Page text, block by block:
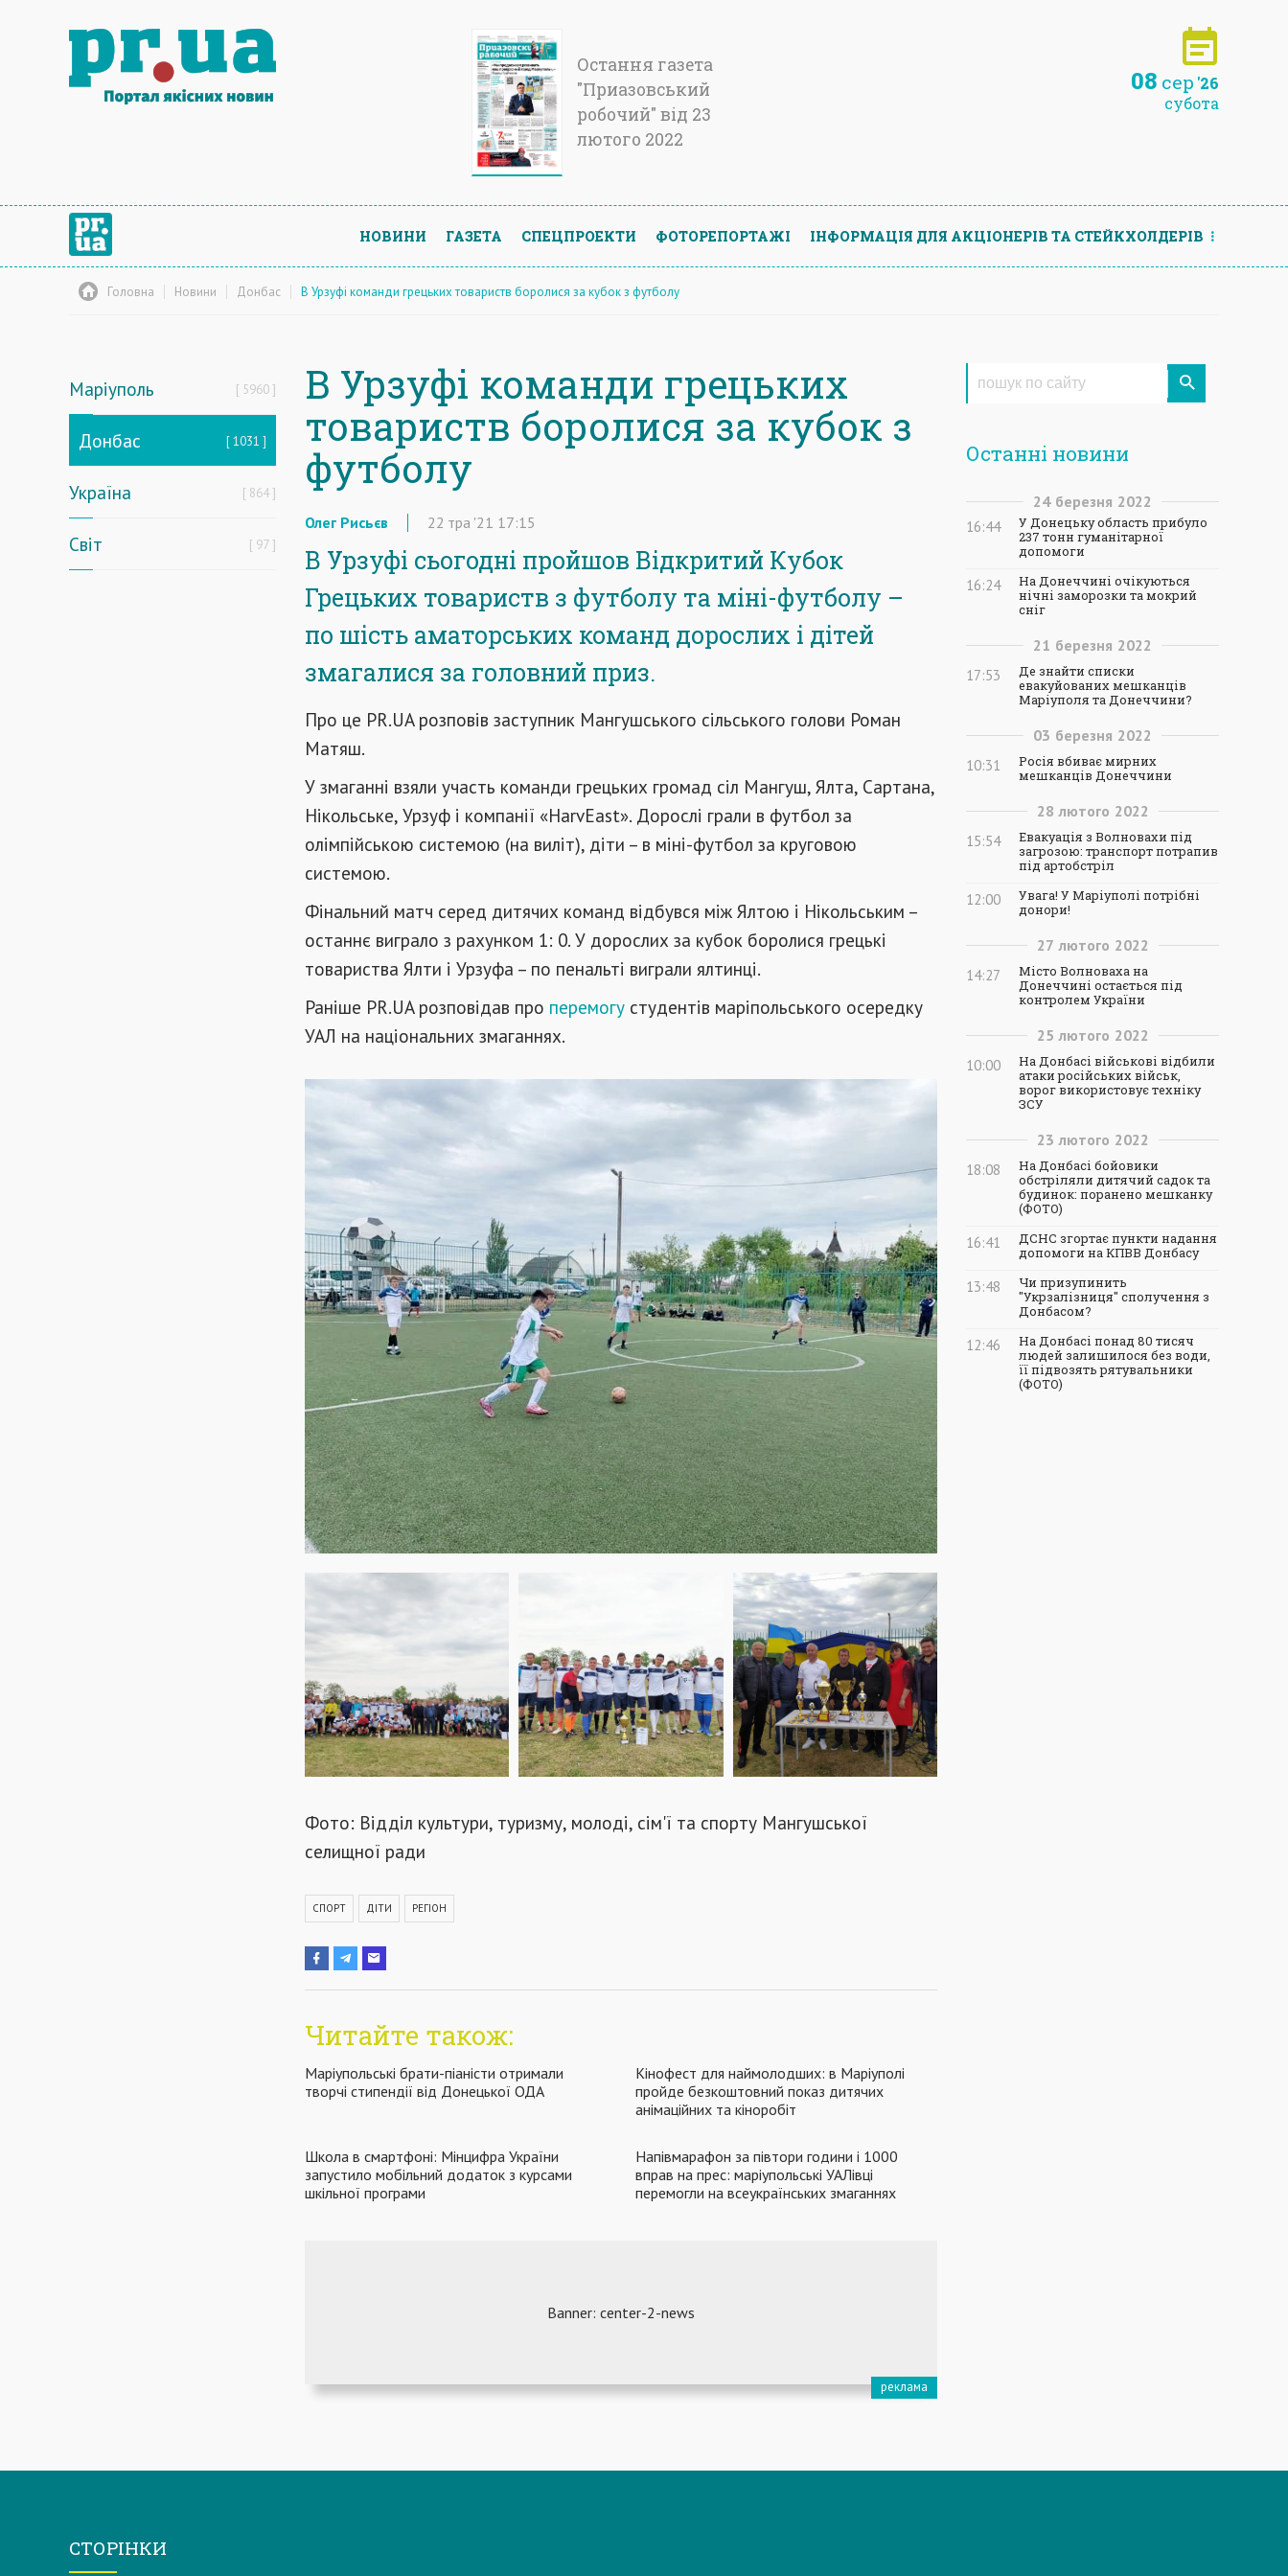
Остання газета
"Приазовський
робочий" від 23
лютого 2022
08 сер '26
субота
НОВИНИ ГАЗЕТА СПЕЦПРОЕКТИ ФОТОРЕПОРТАЖІ ІНФОРМАЦIЯ ДЛЯ АКЦIОНЕРIВ ТА СТЕЙКХОЛДЕРIВ
Головна Новини Донбас В Урзуфі команди грецьких товариств боролися за кубок з футболу
Маріуполь 5960
Донбас 1031
Україна 864
Світ 97
В Урзуфі команди грецьких
товариств боролися за кубок з
футболу
Олег Рисьєв 22 тра '21 17:15
В Урзуфі сьогодні пройшов Відкритий Кубок
Грецьких товариств з футболу та міні-футболу –
по шість аматорських команд дорослих і дітей
змагалися за головний приз.
Про це PR.UA розповів заступник Мангушського сільського голови Роман
Матяш.
У змаганні взяли участь команди грецьких громад сіл Мангуш, Ялта, Сартана,
Нікольське, Урзуф і компанії «HarvEast». Дорослі грали в футбол за
олімпійською системою (на виліт), діти – в міні-футбол за круговою
системою.
Фінальний матч серед дитячих команд відбувся між Ялтою і Нікольським –
останнє виграло з рахунком 1: 0. У дорослих за кубок боролися грецькі
товариства Ялти і Урзуфа – по пенальті виграли ялтинці.
Раніше PR.UA розповідав про перемогу студентів маріпольського осередку
УАЛ на національних змаганнях.
Фото: Відділ культури, туризму, молоді, сім'ї та спорту Мангушської
селищної ради
СПОРТ ДІТИ РЕГІОН
Читайте також:
Маріупольські брати-піаністи отримали
творчі стипендії від Донецької ОДА
Кінофест для наймолодших: в Маріуполі
пройде безкоштовний показ дитячих
анімаційних та кіноробіт
Школа в смартфоні: Мінцифра України
запустило мобільний додаток з курсами
шкільної програми
Напівмарафон за півтори години і 1000
вправ на прес: маріупольські УАЛівці
перемогли на всеукраїнських змаганнях
Останні новини
24 березня 2022
16:44
У Донецьку область прибуло
237 тонн гуманітарної
допомоги
16:24
На Донеччині очікуються
нічні заморозки та мокрий
сніг
21 березня 2022
17:53
Де знайти списки
евакуйованих мешканців
Маріуполя та Донеччини?
03 березня 2022
10:31
Росія вбиває мирних
мешканців Донеччини
28 лютого 2022
15:54
Евакуація з Волновахи під
загрозою: транспорт потрапив
під артобстріл
12:00
Увага! У Маріуполі потрібні
донори!
27 лютого 2022
14:27
Місто Волноваха на
Донеччині остається під
контролем України
25 лютого 2022
10:00
На Донбасі військові відбили
атаки російських військ,
ворог використовує техніку
ЗСУ
23 лютого 2022
18:08
На Донбасі бойовики
обстріляли дитячий садок та
будинок: поранено мешканку
(ФОТО)
16:41
ДСНС згортає пункти надання
допомоги на КПВВ Донбасу
13:48
Чи призупинить
"Укрзалізниця" сполучення з
Донбасом?
12:46
На Донбасі понад 80 тисяч
людей залишилося без води,
її підвозять рятувальники
(ФОТО)
СТОРІНКИ